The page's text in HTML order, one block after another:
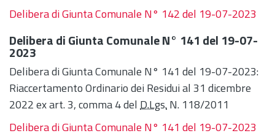
Delibera di Giunta Comunale N° 142 del 19-07-2023
Delibera di Giunta Comunale N° 141 del 19-07-
2023
Delibera di Giunta Comunale N° 141 del 19-07-2023:
Riaccertamento Ordinario dei Residui al 31 dicembre
2022 ex art. 3, comma 4 del D.Lgs.N. 118/2011
Delibera di Giunta Comunale N° 141 del 19-07-2023